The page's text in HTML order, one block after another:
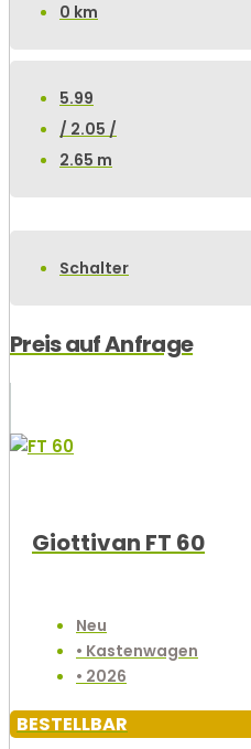
0 km
5.99
/ 2.05 /
2.65 m
Schalter
Preis auf Anfrage
Giottivan FT 60
Neu
• Kastenwagen
• 2026
BESTELLBAR